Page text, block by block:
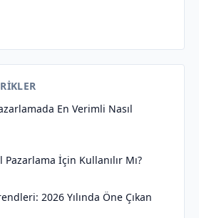
En Verimli Nasıl
İçin Kullanılır Mı?
2026 Yılında Öne Çıkan